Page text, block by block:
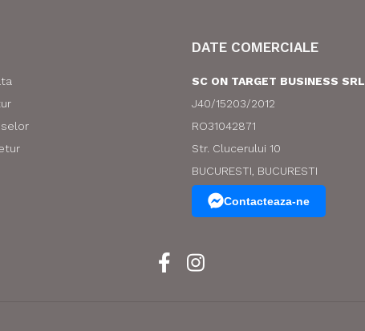
DATE COMERCIALE
SC ON TARGET BUSINESS SRL
J40/15203/2012
RO31042871
Str. Clucerului 10
BUCURESTI, BUCURESTI
Contacteaza-ne